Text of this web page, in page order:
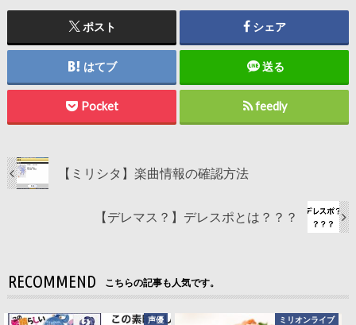
ポスト シェア
はてブ 送る
Pocket feedly
【ミリシタ】楽曲情報の確認方法
【デレマス？】デレスポとは？？？
RECOMMEND こちらの記事も人気です。
声優 ミリオンライブ